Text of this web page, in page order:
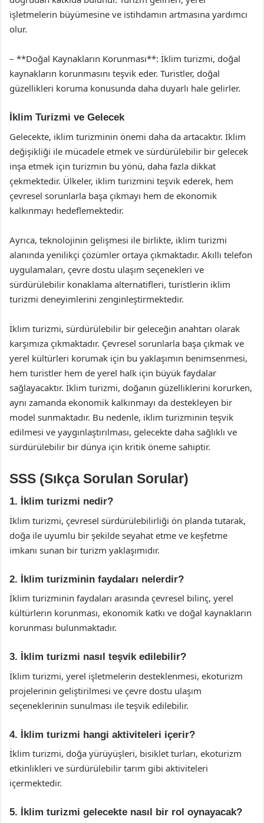
işletmelerin büyümesine ve istihdamın artmasına yardımcı
olur.
– **Doğal Kaynakların Korunması**: İklim turizmi, doğal
kaynakların korunmasını teşvik eder. Turistler, doğal
güzellikleri koruma konusunda daha duyarlı hale gelirler.
İklim Turizmi ve Gelecek
Gelecekte, iklim turizminin önemi daha da artacaktır. İklim
değişikliği ile mücadele etmek ve sürdürülebilir bir gelecek
inşa etmek için turizmin bu yönü, daha fazla dikkat
çekmektedir. Ülkeler, iklim turizmini teşvik ederek, hem
çevresel sorunlarla başa çıkmayı hem de ekonomik
kalkınmayı hedeflemektedir.
Ayrıca, teknolojinin gelişmesi ile birlikte, iklim turizmi
alanında yenilikçi çözümler ortaya çıkmaktadır. Akıllı telefon
uygulamaları, çevre dostu ulaşım seçenekleri ve
sürdürülebilir konaklama alternatifleri, turistlerin iklim
turizmi deneyimlerini zenginleştirmektedir.
İklim turizmi, sürdürülebilir bir geleceğin anahtarı olarak
karşımıza çıkmaktadır. Çevresel sorunlarla başa çıkmak ve
yerel kültürleri korumak için bu yaklaşımın benimsenmesi,
hem turistler hem de yerel halk için büyük faydalar
sağlayacaktır. İklim turizmi, doğanın güzelliklerini korurken,
aynı zamanda ekonomik kalkınmayı da destekleyen bir
model sunmaktadır. Bu nedenle, iklim turizminin teşvik
edilmesi ve yaygınlaştırılması, gelecekte daha sağlıklı ve
sürdürülebilir bir dünya için kritik öneme sahiptir.
SSS (Sıkça Sorulan Sorular)
1. İklim turizmi nedir?
İklim turizmi, çevresel sürdürülebilirliği ön planda tutarak,
doğa ile uyumlu bir şekilde seyahat etme ve keşfetme
imkanı sunan bir turizm yaklaşımıdır.
2. İklim turizminin faydaları nelerdir?
İklim turizminin faydaları arasında çevresel bilinç, yerel
kültürlerin korunması, ekonomik katkı ve doğal kaynakların
korunması bulunmaktadır.
3. İklim turizmi nasıl teşvik edilebilir?
İklim turizmi, yerel işletmelerin desteklenmesi, ekoturizm
projelerinin geliştirilmesi ve çevre dostu ulaşım
seçeneklerinin sunulması ile teşvik edilebilir.
4. İklim turizmi hangi aktiviteleri içerir?
İklim turizmi, doğa yürüyüşleri, bisiklet turları, ekoturizm
etkinlikleri ve sürdürülebilir tarım gibi aktiviteleri
içermektedir.
5. İklim turizmi gelecekte nasıl bir rol oynayacak?